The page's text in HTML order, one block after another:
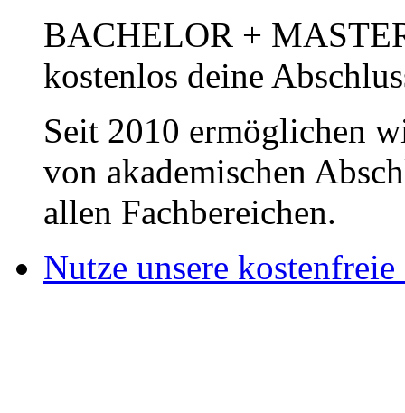
BACHELOR +
kostenlos deine
Seit 2010 ermöglichen
von akademischen
allen Fachbereichen.
Nutze unsere